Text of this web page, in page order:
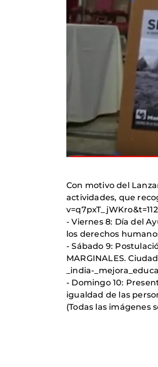
Con motivo del
actividades, que
- Viernes 8: Día del
los derechos
- Sábado 9:
MARGINALES.
_india-
- Domingo 10:
igualdad de las
(Todas las imágenes